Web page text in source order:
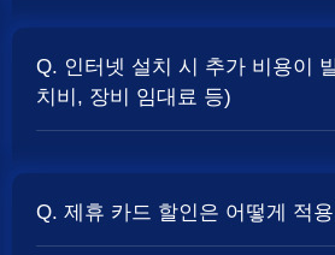
보통 500Mbps 또는 1Gbps 인터넷을
할 때 현금 사은품 및 상품권 혜택이
Q. 인터넷 설치 시 추가 비용이
치비, 장비 임대료 등)
청구되는 경우가 많습니다. 다만, 인
Q. 제휴 카드 할인은 어떻게 적